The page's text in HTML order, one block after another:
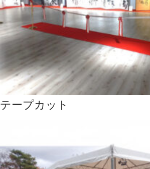
テープカット